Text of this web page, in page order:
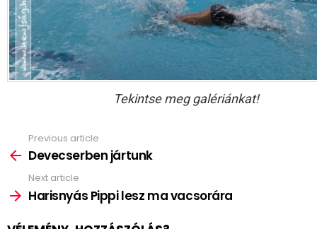
Tekintse meg galériánkat!
more
Previous article
Devecserben jártunk
Next article
Harisnyás Pippi lesz ma vacsorára